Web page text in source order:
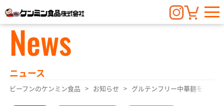
News
ニュース
ビーフンのケンミン食品 お知らせ グルテンフリー中華麺をケン